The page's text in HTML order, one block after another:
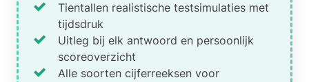
Tientallen realistische testsimulaties met
tijdsdruk
Uitleg bij elk antwoord en persoonlijk
scoreoverzicht
Alle soorten cijferreeksen voor